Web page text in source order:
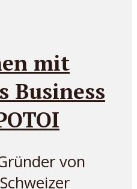
mit
Business
von